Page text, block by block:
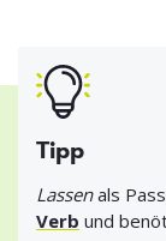
Tipp
Lassenals
Verb und